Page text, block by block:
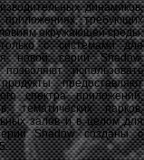
динамиков,
приложениях, требующих
окружающей среды.
с системами для
новой серии Shadow.
использовать
предоставляют
спектра приложений,
тематических парков,
залов и в целом для
Shadow созданы с